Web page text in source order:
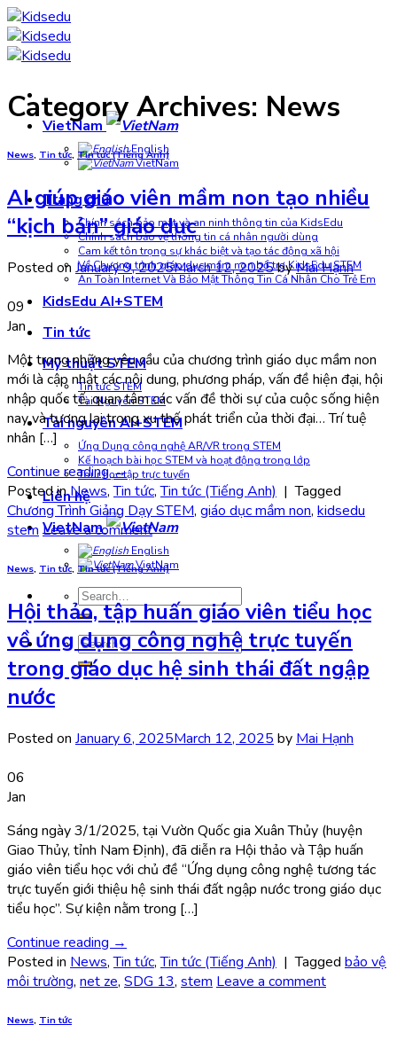
Skip
to
content
VietNam
English
VietNam
Trang chủ
Chính sách bảo mật và an ninh thông tin của KidsEdu
Chính sách bảo vệ thông tin cá nhân người dùng
Cam kết tôn trọng sự khác biệt và tạo tác động xã hội
Về Chương trình giáo dục mầm non bổ trợ KidsEdu STEM
An Toàn Internet Và Bảo Mật Thông Tin Cá Nhân Cho Trẻ Em
KidsEdu AI+STEM
Tin tức
Mỹ thuật STEM
Tin tức STEM
Tài Nguyên STEM
Tài nguyên AI+STEM
Ứng Dụng công nghệ AR/VR trong STEM
Kế hoạch bài học STEM và hoạt động trong lớp
Tour học tập trực tuyến
Liên hệ
VietNam
English
VietNam
Search
for:
Search
for:
Category Archives: News
News, Tin tức, Tin tức (Tiếng Anh)
AI giúp giáo viên mầm non tạo nhiều
“kịch bản” giáo dục
Posted on January 9, 2025March 12, 2025byMai Hạnh
09
Jan
Một trong những yêu cầu của chương trình giáo dục mầm non
mới là cập nhật các nội dung, phương pháp, vấn đề hiện đại, hội
nhập quốc tế, quan tâm các vấn đề thời sự của cuộc sống hiện
nay và tương lai trong xu thế phát triển của thời đại… Trí tuệ
nhân […]
Continue reading→
Posted inNews,Tin tức,Tin tức (Tiếng Anh) | Tagged
Chương Trình Giảng Dạy STEM, giáo dục mầm non, kidsedu
stem Leave a comment
News, Tin tức, Tin tức (Tiếng Anh)
Hội thảo, tập huấn giáo viên tiểu học
về ứng dụng công nghệ trực tuyến
trong giáo dục hệ sinh thái đất ngập
nước
Posted on January 6, 2025March 12, 2025 by Mai Hạnh
06
Jan
Sáng ngày 3/1/2025, tại Vườn Quốc gia Xuân Thủy (huyện
Giao Thủy, tỉnh Nam Định), đã diễn ra Hội thảo và Tập huấn
giáo viên tiểu học với chủ đề “Ứng dụng công nghệ tương tác
trực tuyến giới thiệu hệ sinh thái đất ngập nước trong giáo dục
tiểu học”. Sự kiện nằm trong […]
Continue reading →
Posted in News,Tin tức,Tin tức (Tiếng Anh) | Tagged bảo vệ
môi trường, net ze, SDG 13, stem Leave a comment
News, Tin tức